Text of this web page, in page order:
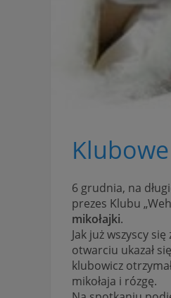
6 grudnia, na
prezes Klubu
mikołajki.
Jak już wszyscy
otwarciu ukazał
klubowicz
mikołaja i rózgę.